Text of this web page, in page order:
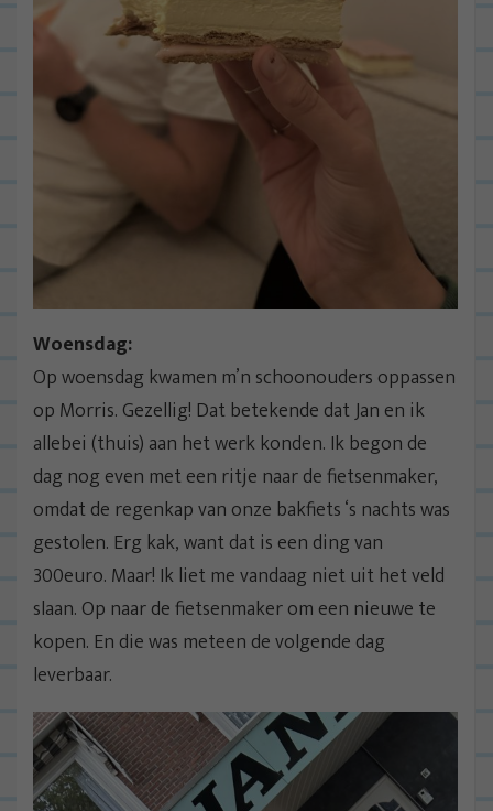
Woensdag:
Op woensdag kwamen m’n schoonouders oppassen
op Morris. Gezellig! Dat betekende dat Jan en ik
allebei (thuis) aan het werk konden. Ik begon de
dag nog even met een ritje naar de fietsenmaker,
omdat de regenkap van onze bakfiets ‘s nachts was
gestolen. Erg kak, want dat is een ding van
300euro. Maar! Ik liet me vandaag niet uit het veld
slaan. Op naar de fietsenmaker om een nieuwe te
kopen. En die was meteen de volgende dag
leverbaar.